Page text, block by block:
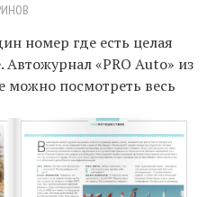
номер где есть целая
Автожурнал «PRO Auto» из
можно посмотреть весь